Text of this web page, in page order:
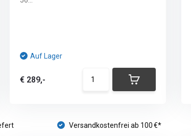
Auf Lager
€ 289,-
Versandkostenfrei ab 100 €*